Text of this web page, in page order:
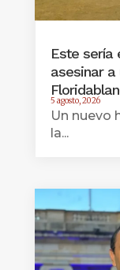
Este sería
asesinar
5 agosto, 2026
Un nuevo
la...